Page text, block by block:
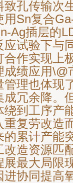
致孔传输次
用Sn复合
Ag插层的
应试验下与
合作实现上
成绩应用\@
管理也体现
成冗余降。
绕到工序产
重复劳改造
的累计产能
改造资源匹
展最大局限
进协同提高